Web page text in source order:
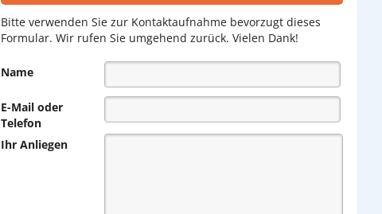
Bitte verwenden Sie zur Kontaktaufnahme bevorzugt dieses
Formular. Wir rufen Sie umgehend zurück. Vielen Dank!
Name
E-Mail oder
Telefon
Ihr Anliegen